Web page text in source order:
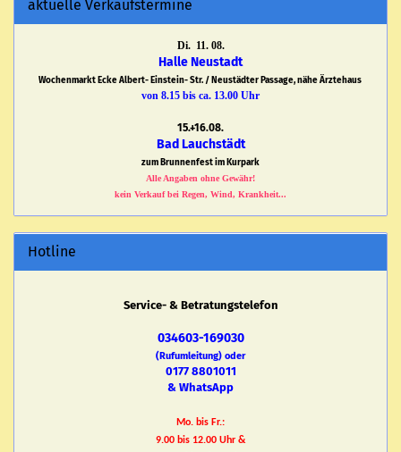
aktuelle Verkaufstermine
Di. 11. 08.
Halle Neustadt
Wochenmarkt Ecke Albert- Einstein- Str. / Neustädter Passage, nähe Ärztehaus
von 8.15 bis ca. 13.00 Uhr
15.+16.08.
Bad Lauchstädt
zum Brunnenfest im Kurpark
Alle Angaben ohne Gewähr!
kein Verkauf bei Regen, Wind, Krankheit...
Hotline
Service- & Betratungstelefon
034603-169030
(Rufumleitung) oder
0177 8801011
& WhatsApp
Mo. bis Fr.:
9.00 bis 12.00 Uhr &